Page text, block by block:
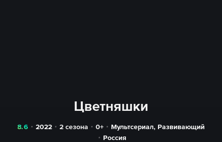
Цветняшки
8.6 2022 2 сезона 0+ Мультсериал, Развивающий
Россия